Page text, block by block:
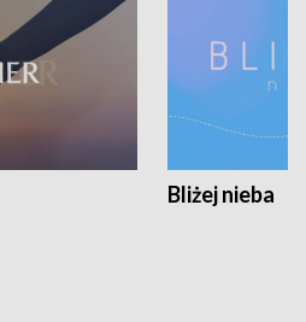
Bliżej nieba